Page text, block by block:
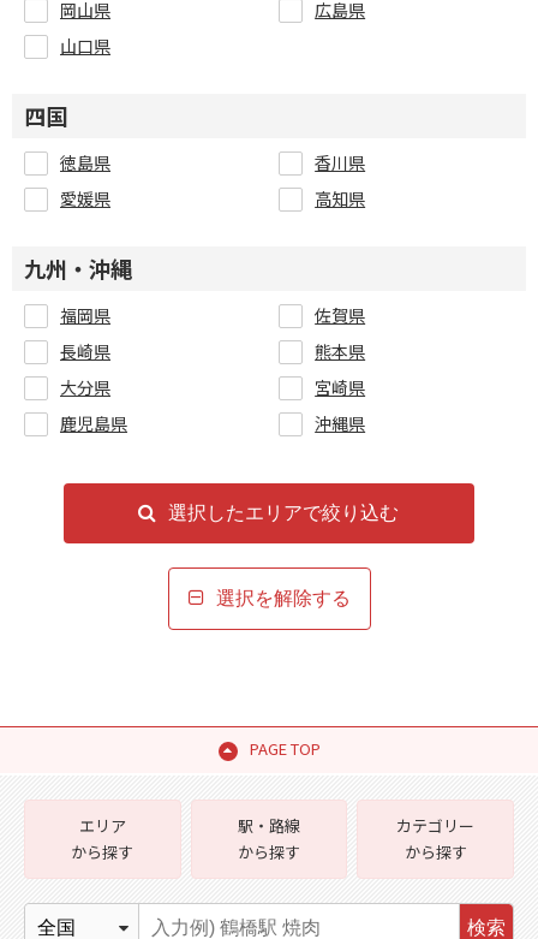
岡山県
広島県
山口県
四国
徳島県
香川県
愛媛県
高知県
九州・沖縄
福岡県
佐賀県
長崎県
熊本県
大分県
宮崎県
鹿児島県
沖縄県
選択したエリアで絞り込む
選択を解除する
PAGE TOP
エリア
から探す
駅・路線
から探す
カテゴリー
から探す
検索